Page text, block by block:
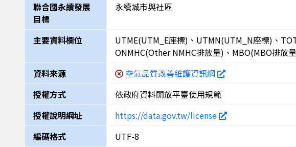
聯合國永續發展
目標
永續城市與社區
主要資料欄位
UTME(UTM_E座標)、UTMN(UTM_N座標)、
ONMHC(Other NMHC排放量)、MBO(MBO排放
資料來源
空氣品質改善維護資訊網
授權方式
依政府資料開放平臺使用規範
授權說明網址
https://data.gov.tw/license
編碼格式
UTF-8